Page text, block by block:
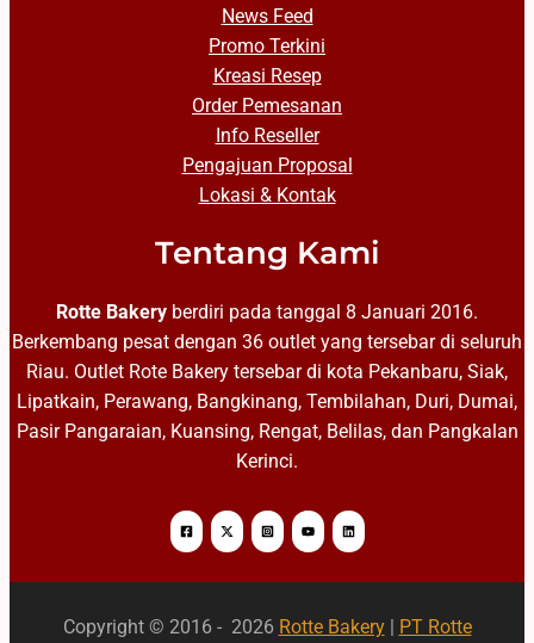
News Feed
Promo Terkini
Kreasi Resep
Order Pemesanan
Info Reseller
Pengajuan Proposal
Lokasi & Kontak
Tentang Kami
Rotte Bakery berdiri pada tanggal 8 Januari 2016.
Berkembang pesat dengan 36 outlet yang tersebar di seluruh
Riau. Outlet Rote Bakery tersebar di kota Pekanbaru, Siak,
Lipatkain, Perawang, Bangkinang, Tembilahan, Duri, Dumai,
Pasir Pangaraian, Kuansing, Rengat, Belilas, dan Pangkalan
Kerinci.
Copyright © 2016 - 2026 Rotte Bakery| PT Rotte